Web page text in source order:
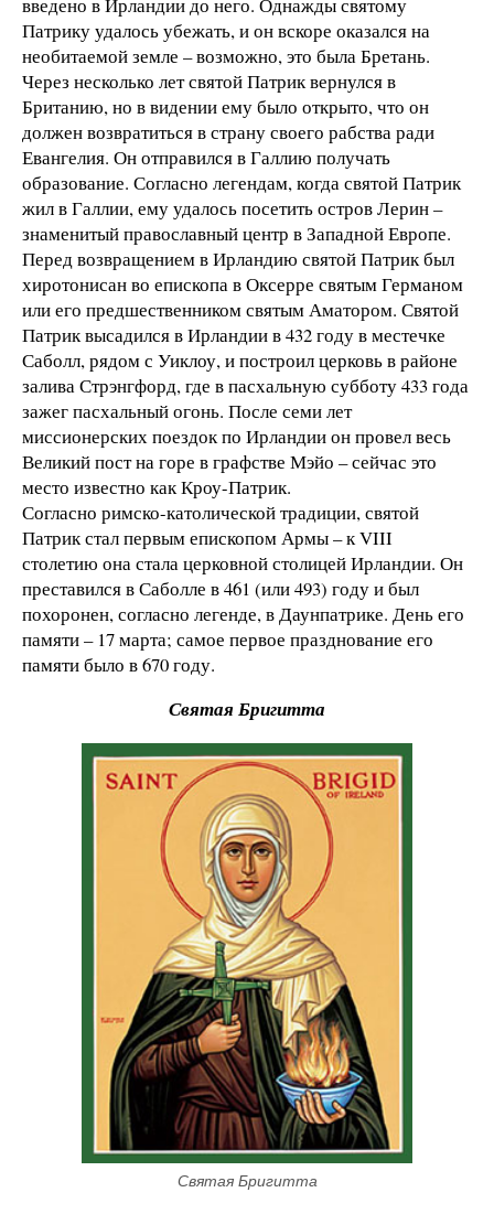
Патрику удалось убежать, и он вскоре оказался на
необитаемой земле – возможно, это была Бретань.
Через несколько лет святой Патрик вернулся в
Британию, но в видении ему было открыто, что он
должен возвратиться в страну своего рабства ради
Евангелия. Он отправился в Галлию получать
образование. Согласно легендам, когда святой Патрик
жил в Галлии, ему удалось посетить остров Лерин –
знаменитый православный центр в Западной Европе.
Перед возвращением в Ирландию святой Патрик был
хиротонисан во епископа в Оксерре святым Германом
или его предшественником святым Аматором. Святой
Патрик высадился в Ирландии в 432 году в местечке
Саболл, рядом с Уиклоу, и построил церковь в районе
залива Стрэнгфорд, где в пасхальную субботу 433 года
зажег пасхальный огонь. После семи лет
миссионерских поездок по Ирландии он провел весь
Великий пост на горе в графстве Мэйо – сейчас это
место известно как Кроу-Патрик.
Согласно римско-католической традиции, святой
Патрик стал первым епископом Армы – к VIII
столетию она стала церковной столицей Ирландии. Он
преставился в Саболле в 461 (или 493) году и был
похоронен, согласно легенде, в Даунпатрике. День его
памяти – 17 марта; самое первое празднование его
памяти было в 670 году.
Святая Бригитта
Святая Бригитта